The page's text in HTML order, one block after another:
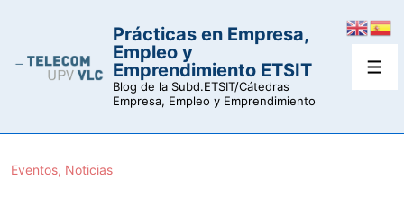
Prácticas en Empresa,
Empleo y
Emprendimiento ETSIT
Blog de la Subd.ETSIT/Cátedras
Empresa, Empleo y Emprendimiento
Eventos, Noticias